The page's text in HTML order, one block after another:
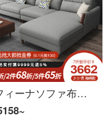
ソフィーナソファ布芸ソファー北欧ソファリビングルームの小型タイプの組み合わせは、簡単に取り外すことができます。